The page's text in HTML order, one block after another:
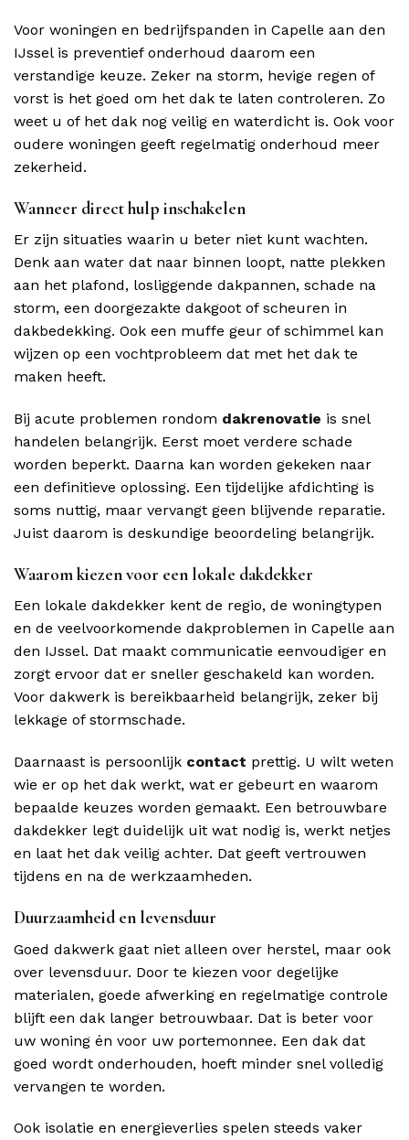
Voor woningen en bedrijfspanden in Capelle aan den
IJssel is preventief onderhoud daarom een
verstandige keuze. Zeker na storm, hevige regen of
vorst is het goed om het dak te laten controleren. Zo
weet u of het dak nog veilig en waterdicht is. Ook voor
oudere woningen geeft regelmatig onderhoud meer
zekerheid.
Wanneer direct hulp inschakelen
Er zijn situaties waarin u beter niet kunt wachten.
Denk aan water dat naar binnen loopt, natte plekken
aan het plafond, losliggende dakpannen, schade na
storm, een doorgezakte dakgoot of scheuren in
dakbedekking. Ook een muffe geur of schimmel kan
wijzen op een vochtprobleem dat met het dak te
maken heeft.
Bij acute problemen rondom dakrenovatie is snel
handelen belangrijk. Eerst moet verdere schade
worden beperkt. Daarna kan worden gekeken naar
een definitieve oplossing. Een tijdelijke afdichting is
soms nuttig, maar vervangt geen blijvende reparatie.
Juist daarom is deskundige beoordeling belangrijk.
Waarom kiezen voor een lokale dakdekker
Een lokale dakdekker kent de regio, de woningtypen
en de veelvoorkomende dakproblemen in Capelle aan
den IJssel. Dat maakt communicatie eenvoudiger en
zorgt ervoor dat er sneller geschakeld kan worden.
Voor dakwerk is bereikbaarheid belangrijk, zeker bij
lekkage of stormschade.
Daarnaast is persoonlijk contact prettig. U wilt weten
wie er op het dak werkt, wat er gebeurt en waarom
bepaalde keuzes worden gemaakt. Een betrouwbare
dakdekker legt duidelijk uit wat nodig is, werkt netjes
en laat het dak veilig achter. Dat geeft vertrouwen
tijdens en na de werkzaamheden.
Duurzaamheid en levensduur
Goed dakwerk gaat niet alleen over herstel, maar ook
over levensduur. Door te kiezen voor degelijke
materialen, goede afwerking en regelmatige controle
blijft een dak langer betrouwbaar. Dat is beter voor
uw woning én voor uw portemonnee. Een dak dat
goed wordt onderhouden, hoeft minder snel volledig
vervangen te worden.
Ook isolatie en energieverlies spelen steeds vaker